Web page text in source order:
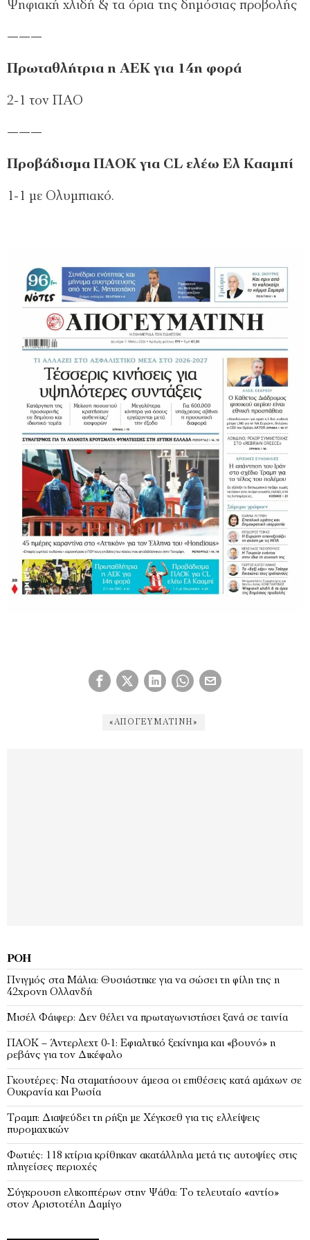
Ψηφιακή χλιδή & τα όρια της δημόσιας προβολής
———
Πρωταθλήτρια η ΑΕΚ για 14η φορά
2-1 τον ΠΑΟ
———
Προβάδισμα ΠΑΟΚ για CL ελέω Ελ Κααμπί
1-1 με Ολυμπιακό.
«ΑΠΟΓΕΥΜΑΤΙΝΉ»
ΡΟΉ
Πνιγμός στα Μάλια: Θυσιάστηκε για να σώσει τη φίλη της η
42χρονη Ολλανδή
Μισέλ Φάιφερ: Δεν θέλει να πρωταγωνιστήσει ξανά σε ταινία
ΠΑΟΚ – Άντερλεχτ 0-1: Εφιαλτικό ξεκίνημα και «βουνό» η
ρεβάνς για τον Δικέφαλο
Γκουτέρες: Να σταματήσουν άμεσα οι επιθέσεις κατά αμάχων σε
Ουκρανία και Ρωσία
Τραμπ: Διαψεύδει τη ρήξη με Χέγκσεθ για τις ελλείψεις
πυρομαχικών
Φωτιές: 118 κτίρια κρίθηκαν ακατάλληλα μετά τις αυτοψίες στις
πληγείσες περιοχές
Σύγκρουση ελικοπτέρων στην Ψάθα: Tο τελευταίο «αντίο»
στον Αριστοτέλη Δαμίγο